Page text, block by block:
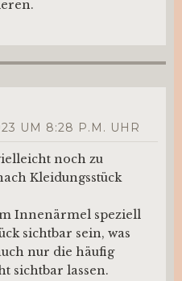
UM 8:28 P.M. UHR
noch zu
Kleidungsstück
Innenärmel speziell
sichtbar sein, was
nur die häufig
sichtbar lassen.